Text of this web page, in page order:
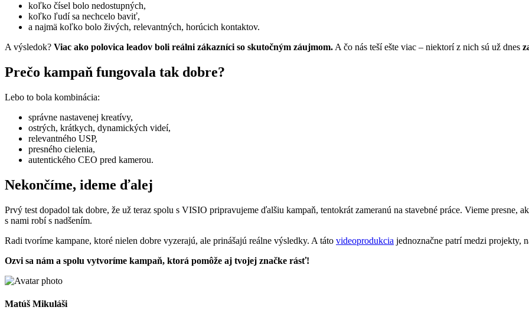
koľko čísel bolo nedostupných,
koľko ľudí sa nechcelo baviť,
a najmä koľko bolo živých, relevantných, horúcich kontaktov.
A výsledok? Viac ako polovica leadov boli reálni zákazníci so skutočným záujmom. A čo nás teší ešte viac – niektorí z nich sú už dnes
Prečo kampaň fungovala tak dobre?
Lebo to bola kombinácia:
správne nastavenej kreatívy,
ostrých, krátkych, dynamických videí,
relevantného USP,
presného cielenia,
autentického CEO pred kamerou.
Nekončíme, ideme ďalej
Prvý test dopadol tak dobre, že už teraz spolu s VISIO pripravujeme ďalšiu kampaň, tentokrát zameranú na stavebné práce. Vieme
s nami robí s nadšením.
Radi tvoríme kampane, ktoré nielen dobre vyzerajú, ale prinášajú reálne výsledky. A táto videoprodukcia jednoznačne patrí medzi projekty,
Ozvi sa nám a spolu vytvoríme kampaň, ktorá pomôže aj tvojej značke rásť!
Matúš Mikuláši